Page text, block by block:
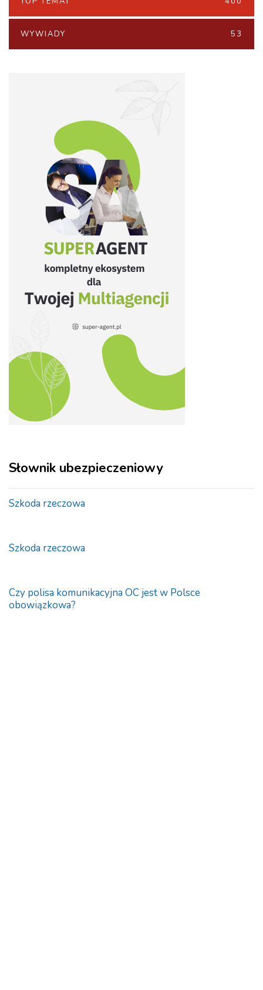
WYWIADY 53
Słownik ubezpieczeniowy
Szkoda rzeczowa
Szkoda rzeczowa
Czy polisa komunikacyjna OC jest w Polsce
obowiązkowa?